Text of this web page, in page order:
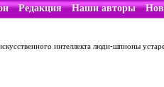
Редакция Наши авторы
интеллекта люди-шпионы